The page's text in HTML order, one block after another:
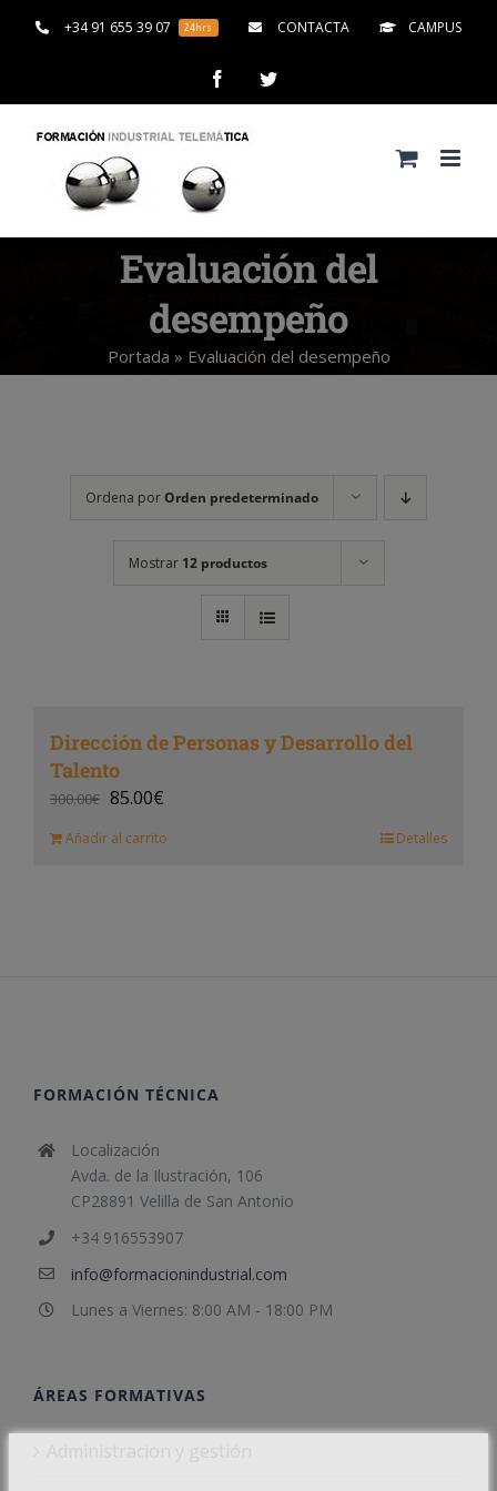
+34 91 655 39 07 24hrs CONTACTA CAMPUS
FacebookTwitter
Evaluación del
desempeño
Portada » Evaluación del desempeño
Ordena porOrden predeterminado
Mostrar 12 productos
Dirección de Personas y Desarrollo del
Talento
300.00€ 85.00€
Añadir al carrito Detalles
FORMACIÓN TÉCNICA
Localización
Avda. de la Ilustración, 106
CP28891 Velilla de San Antonio
+34 916553907
info@formacionindustrial.com
Lunes a Viernes: 8:00 AM - 18:00 PM
ÁREAS FORMATIVAS